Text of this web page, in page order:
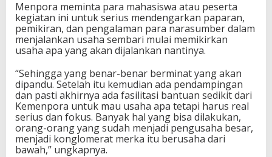
Menpora meminta para mahasiswa atau peserta
kegiatan ini untuk serius mendengarkan paparan,
pemikiran, dan pengalaman para narasumber dalam
menjalankan usaha sembari mulai memikirkan
usaha apa yang akan dijalankan nantinya.
“Sehingga yang benar-benar berminat yang akan
dipandu. Setelah itu kemudian ada pendampingan
dan pasti akhirnya ada fasilitasi bantuan sedikit dari
Kemenpora untuk mau usaha apa tetapi harus real
serius dan fokus. Banyak hal yang bisa dilakukan,
orang-orang yang sudah menjadi pengusaha besar,
menjadi konglomerat merka itu berusaha dari
bawah,” ungkapnya.